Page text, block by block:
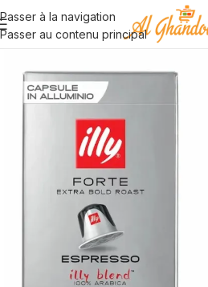
Passer à la navigation
Passer au contenu principal